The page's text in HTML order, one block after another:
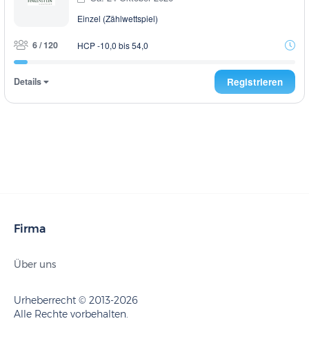
Einzel (Zählwettspiel)
6 / 120 HCP -10,0 bis 54,0
Details Registrieren
Firma
Über uns
Urheberrecht © 2013-2026
Alle Rechte vorbehalten.